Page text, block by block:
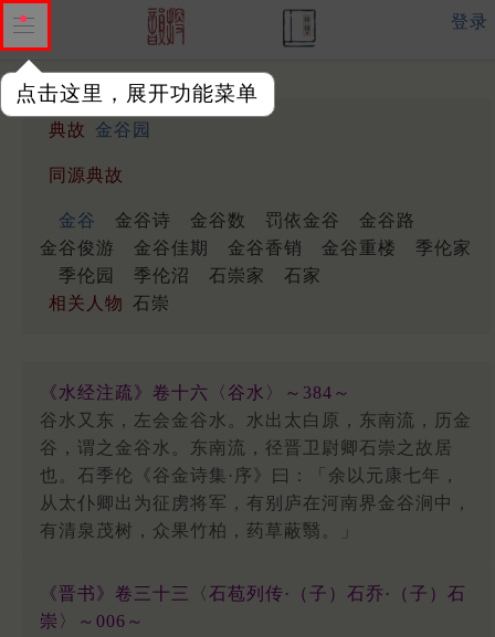
点击这里，展开功能菜单
登录
典故 金谷园
同源典故
金谷 金谷诗 金谷数 罚依金谷
金谷路
金谷俊游
金谷佳期 金谷香销 金谷重楼
季伦家
季伦园
季伦沼 石崇家
石家
相关人物 石崇
《水经注疏》卷十六〈谷水〉～384～
谷水又东，左会金谷水。水出太白原，东南流，历金
谷，谓之金谷水。东南流，径晋卫尉卿石崇之故居
也。石季伦《谷金诗集·序》曰：「余以元康七年，
从太仆卿出为征虏将军，有别庐在河南界金谷涧中，
有清泉茂树，众果竹柏，药草蔽翳。」
《晋书》卷三十三〈石苞列传·（子）石乔·（子）石
崇〉～006～